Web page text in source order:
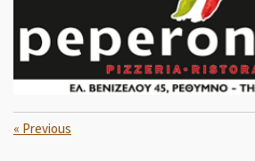
« Previous